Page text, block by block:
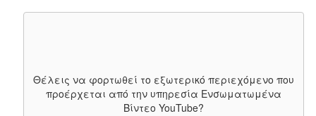
Θέλεις να φορτωθεί το εξωτερικό περιεχόμενο που
προέρχεται από την υπηρεσία Ενσωματωμένα
Βίντεο YouTube?